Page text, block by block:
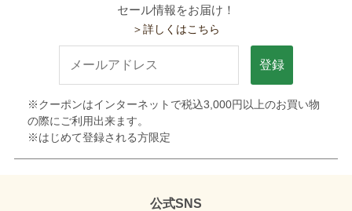
セール情報をお届け！
＞詳しくはこちら
登録
※クーポンはインターネットで税込3,000円以上のお買い物
の際にご利用出来ます。
※はじめて登録される方限定
公式SNS